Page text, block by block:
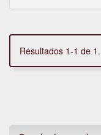
Resultados 1-1 de 1.